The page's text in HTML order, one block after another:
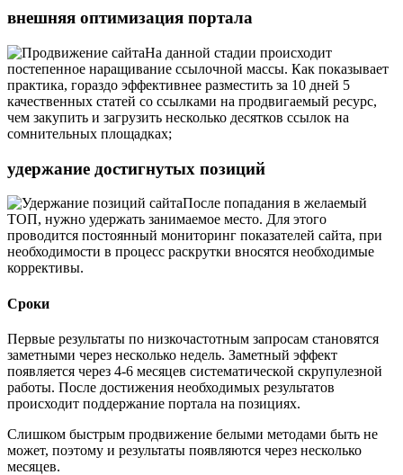
внешняя оптимизация портала
На данной стадии происходит
постепенное наращивание ссылочной массы. Как показывает
практика, гораздо эффективнее разместить за 10 дней 5
качественных статей со ссылками на продвигаемый ресурс,
чем закупить и загрузить несколько десятков ссылок на
сомнительных площадках;
удержание достигнутых позиций
После попадания в желаемый
ТОП, нужно удержать занимаемое место. Для этого
проводится постоянный мониторинг показателей сайта, при
необходимости в процесс раскрутки вносятся необходимые
коррективы.
Сроки
Первые результаты по низкочастотным запросам становятся
заметными через несколько недель. Заметный эффект
появляется через 4-6 месяцев систематической скрупулезной
работы. После достижения необходимых результатов
происходит поддержание портала на позициях.
Слишком быстрым продвижение белыми методами быть не
может, поэтому и результаты появляются через несколько
месяцев.